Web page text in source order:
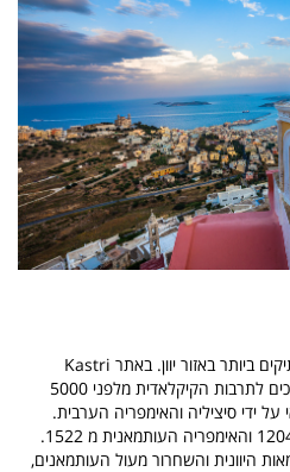
ביותר באזור יוון. באתר Kastri
שבצפון האי התגלו ממצאים המשוייכים לתרבות הקיקלאדית מלפני 5000
ידי סיציליה והאימפריה הערבית.
הרפובליקה של ונציה שלטה בו מ-1204 והאימפריה העותמאנית מ 1522.
היוונית והשחרור מעול העותמאנים,